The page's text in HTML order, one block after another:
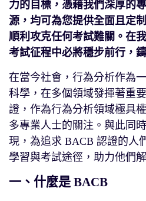
力的目標，憑藉我們深厚的
源，均可為您提供全面且定
順利攻克任何考試難關。在
考試征程中必將穩步前行，
在當今社會，行為分析作為
科學，在多個領域發揮著重
證，作為行為分析領域極具
多專業人士的關注。與此同
現，為追求 BACB 認證的人
學習與考試途徑，助力他們
一、什麼是 BACB